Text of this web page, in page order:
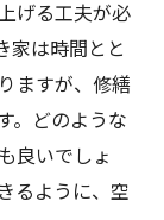
げる工夫が必
家は時間とと
ますが、修繕
。どのような
良いでしょ
るように、空